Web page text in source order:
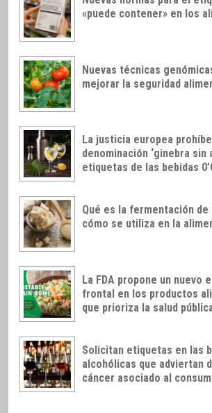
«puede contener» en los
Nuevas técnicas
mejorar la seguridad
La justicia europea
denominación ‘ginebra sin
etiquetas de las bebidas
Qué es la fermentación
cómo se utiliza en la
La FDA propone un nuevo
frontal en los productos
que prioriza la salud
Solicitan etiquetas en las
alcohólicas que adviertan
cáncer asociado al